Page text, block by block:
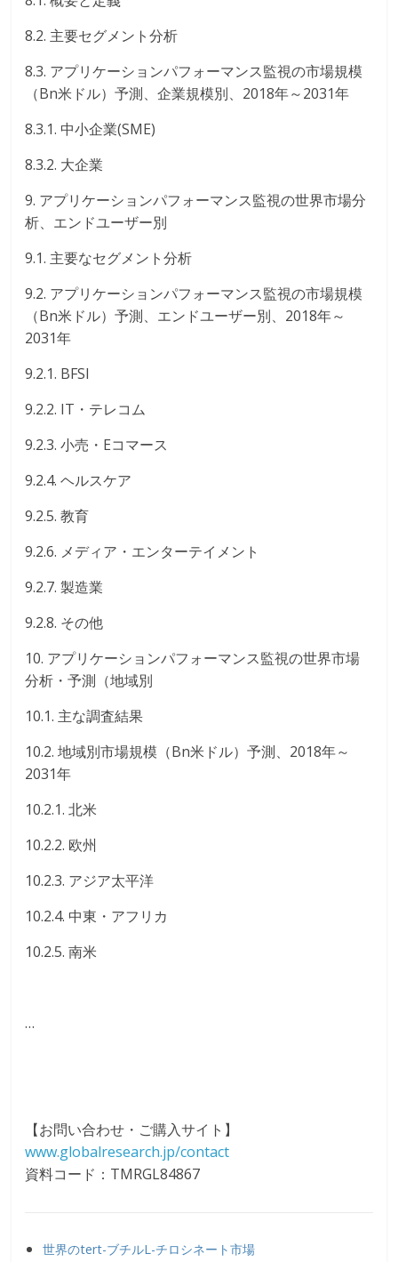
8.2. 主要セグメント分析
8.3. アプリケーションパフォーマンス監視の市場規模
（Bn米ドル）予測、企業規模別、2018年～2031年
8.3.1. 中小企業(SME)
8.3.2. 大企業
9. アプリケーションパフォーマンス監視の世界市場分
析、エンドユーザー別
9.1. 主要なセグメント分析
9.2. アプリケーションパフォーマンス監視の市場規模
（Bn米ドル）予測、エンドユーザー別、2018年～
2031年
9.2.1. BFSI
9.2.2. IT・テレコム
9.2.3. 小売・Eコマース
9.2.4. ヘルスケア
9.2.5. 教育
9.2.6. メディア・エンターテイメント
9.2.7. 製造業
9.2.8. その他
10. アプリケーションパフォーマンス監視の世界市場
分析・予測（地域別
10.1. 主な調査結果
10.2. 地域別市場規模（Bn米ドル）予測、2018年～
2031年
10.2.1. 北米
10.2.2. 欧州
10.2.3. アジア太平洋
10.2.4. 中東・アフリカ
10.2.5. 南米
…
【お問い合わせ・ご購入サイト】
www.globalresearch.jp/contact
資料コード：TMRGL84867
世界のtert-ブチルL-チロシネート市場